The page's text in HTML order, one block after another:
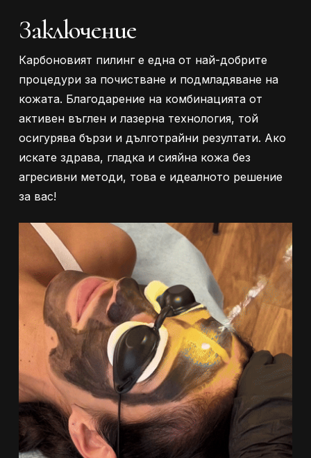
Заключение
Карбоновият пилинг е една от най-добрите
процедури за почистване и подмладяване на
кожата. Благодарение на комбинацията от
активен въглен и лазерна технология, той
осигурява бързи и дълготрайни резултати. Ако
искате здрава, гладка и сияйна кожа без
агресивни методи, това е идеалното решение
за вас!